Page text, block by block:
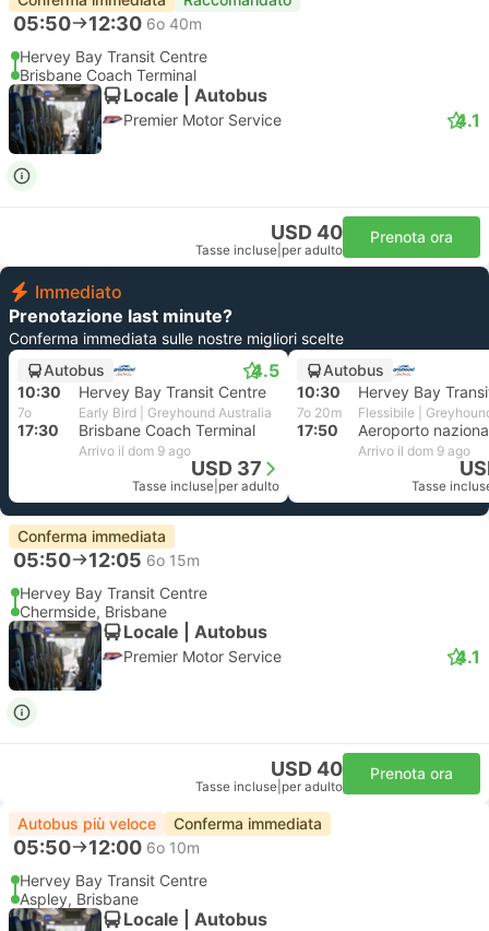
05:50 12:30 6o 40m
Hervey Bay Transit Centre
Brisbane Coach Terminal
Locale | Autobus
Premier Motor Service 4.1
USD 40
Tasse incluse per adulto
Prenota ora
Immediato
Prenotazione last minute?
Conferma immediata sulle nostre migliori scelte
Autobus
4.5
10:30 Hervey Bay Transit Centre
7o Early Bird | Greyhound Australia
17:30 Brisbane Coach Terminal
Arrivo il dom 9 ago
USD 37
Tasse incluse per adulto
Autobus
10:30
Hervey Bay
7o 20m Flessibile |
17:50
Arrivo il dom 9 ago
Tasse
Conferma immediata
05:50 12:05 6o 15m
Hervey Bay Transit Centre
Chermside, Brisbane
Locale | Autobus
Premier Motor Service 4.1
USD 40
Tasse incluse per adulto
Prenota ora
Autobus più veloce Conferma immediata
05:50 12:00 6o 10m
Hervey Bay Transit Centre
Aspley, Brisbane
Locale | Autobus